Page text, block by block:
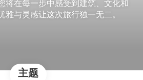
将在每一步中感受到建筑、文化和
雅与灵感让这次旅行独一无二。
主题